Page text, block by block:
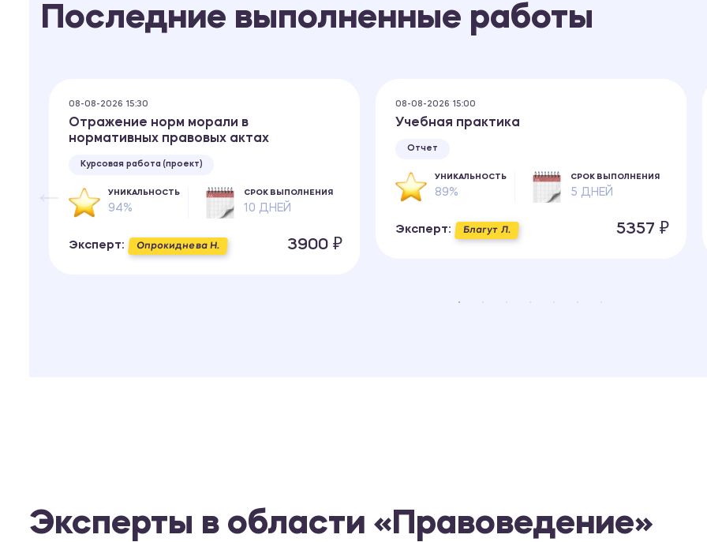
Последние выполненные работы
08-08-2026 15:30
Отражение норм морали в
нормативных правовых актах
Курсовая работа (проект)
УНИКАЛЬНОСТЬ
94%
СРОК ВЫПОЛНЕНИЯ
10 ДНЕЙ
Эксперт: Опрокиднева Н. 3900 ₽
08-08-2026 15:00
Учебная практика
Отчет
УНИКАЛЬНОСТЬ
89%
СРОК ВЫПОЛНЕНИЯ
5 ДНЕЙ
Эксперт: Благут Л. 5357 ₽
Эксперты в области «Правоведение»